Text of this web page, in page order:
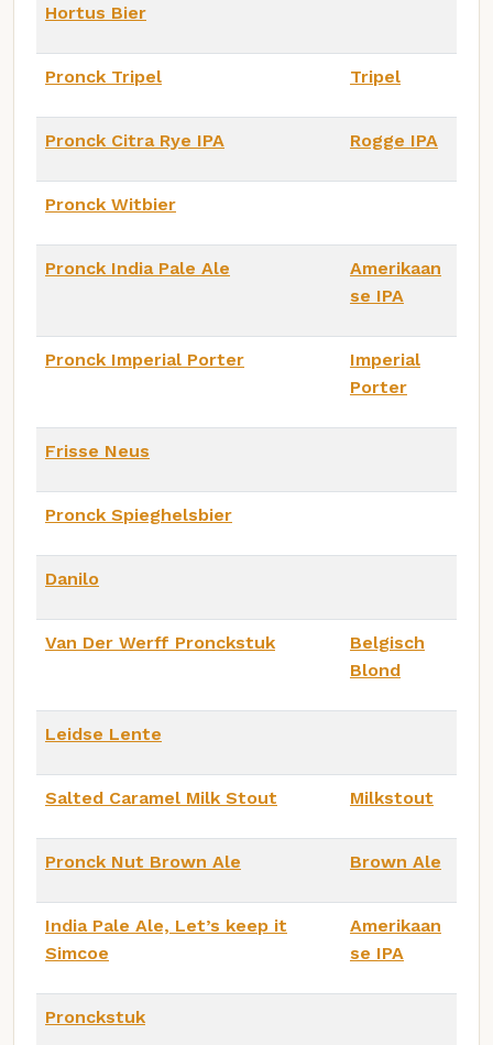
Hortus Bier
Pronck Tripel Tripel
Pronck Citra Rye IPA Rogge IPA
Pronck Witbier
Pronck India Pale Ale
Amerikaan
se IPA
Pronck Imperial Porter
Imperial
Porter
Frisse Neus
Pronck Spieghelsbier
Danilo
Van Der Werff Pronckstuk
Belgisch
Blond
Leidse Lente
Salted Caramel Milk Stout Milkstout
Pronck Nut Brown Ale Brown Ale
India Pale Ale, Let’s keep it
Simcoe
Amerikaan
se IPA
Pronckstuk